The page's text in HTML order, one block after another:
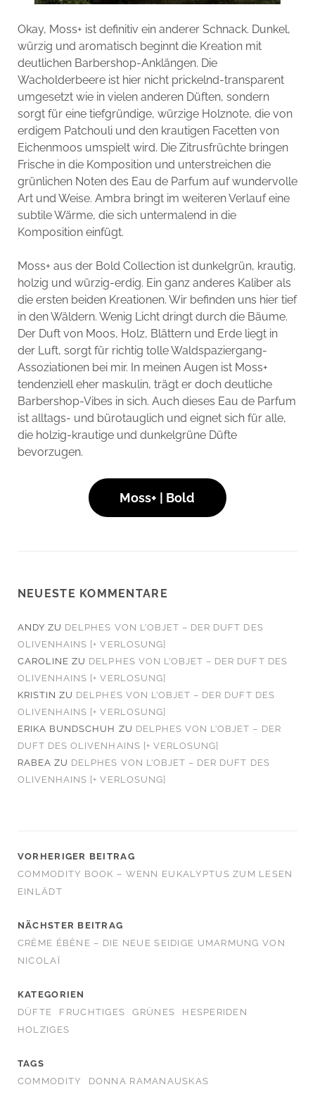
Okay, Moss+ ist definitiv ein anderer Schnack. Dunkel,
würzig und aromatisch beginnt die Kreation mit
deutlichen Barbershop-Anklängen. Die
Wacholderbeere ist hier nicht prickelnd-transparent
umgesetzt wie in vielen anderen Düften, sondern
sorgt für eine tiefgründige, würzige Holznote, die von
erdigem Patchouli und den krautigen Facetten von
Eichenmoos umspielt wird. Die Zitrusfrüchte bringen
Frische in die Komposition und unterstreichen die
grünlichen Noten des Eau de Parfum auf wundervolle
Art und Weise. Ambra bringt im weiteren Verlauf eine
subtile Wärme, die sich untermalend in die
Komposition einfügt.
Moss+ aus der Bold Collection ist dunkelgrün, krautig,
holzig und würzig-erdig. Ein ganz anderes Kaliber als
die ersten beiden Kreationen. Wir befinden uns hier tief
in den Wäldern. Wenig Licht dringt durch die Bäume.
Der Duft von Moos, Holz, Blättern und Erde liegt in
der Luft, sorgt für richtig tolle Waldspaziergang-
Assoziationen bei mir. In meinen Augen ist Moss+
tendenziell eher maskulin, trägt er doch deutliche
Barbershop-Vibes in sich. Auch dieses Eau de Parfum
ist alltags- und bürotauglich und eignet sich für alle,
die holzig-krautige und dunkelgrüne Düfte
bevorzugen.
Moss+ | Bold
NEUESTE KOMMENTARE
ANDY ZU DELPHES VON L’OBJET – DER DUFT DES
OLIVENHAINS [+ VERLOSUNG]
CAROLINE ZU DELPHES VON L’OBJET – DER DUFT DES
OLIVENHAINS [+ VERLOSUNG]
KRISTIN ZU DELPHES VON L’OBJET – DER DUFT DES
OLIVENHAINS [+ VERLOSUNG]
ERIKA BUNDSCHUH ZU DELPHES VON L’OBJET – DER
DUFT DES OLIVENHAINS [+ VERLOSUNG]
RABEA ZU DELPHES VON L’OBJET – DER DUFT DES
OLIVENHAINS [+ VERLOSUNG]
VORHERIGER BEITRAG
COMMODITY BOOK – WENN EUKALYPTUS ZUM LESEN
EINLÄDT
NÄCHSTER BEITRAG
CRÈME ÉBÈNE – DIE NEUE SEIDIGE UMARMUNG VON
NICOLAÏ
KATEGORIEN
DÜFTE
FRUCHTIGES GRÜNES
HESPERIDEN
HOLZIGES
TAGS
COMMODITY
DONNA RAMANAUSKAS